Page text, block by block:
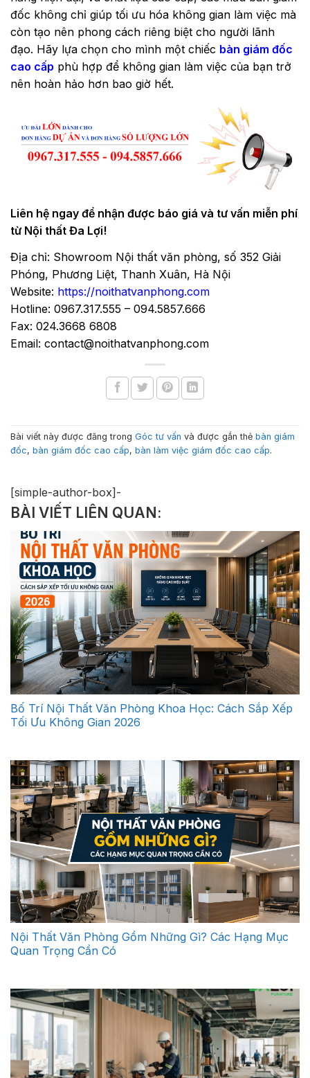
đốc không chỉ giúp tối ưu hóa không gian làm việc mà
còn tạo nên phong cách riêng biệt cho người lãnh
đạo. Hãy lựa chọn cho mình một chiếc bàn giám đốc
cao cấp phù hợp để không gian làm việc của bạn trở
nên hoàn hảo hơn bao giờ hết.
Liên hệ ngay để nhận được báo giá và tư vấn miễn phí
từ Nội thất Đa Lợi!
Địa chỉ: Showroom Nội thất văn phòng, số 352 Giải
Phóng, Phương Liệt, Thanh Xuân, Hà Nội
Website: https://noithatvanphong.com
Hotline: 0967.317.555 – 094.5857.666
Fax: 024.3668 6808
Email: contact@noithatvanphong.com
Bài viết này được đăng trong Góc tư vấn và được gắn thẻ bàn giám
đốc, bàn giám đốc cao cấp, bàn làm việc giám đốc cao cấp.
[simple-author-box]-
BÀI VIẾT LIÊN QUAN:
Bố Trí Nội Thất Văn Phòng Khoa Học: Cách Sắp Xếp
Tối Ưu Không Gian 2026
Nội Thất Văn Phòng Gồm Những Gì? Các Hạng Mục
Quan Trọng Cần Có